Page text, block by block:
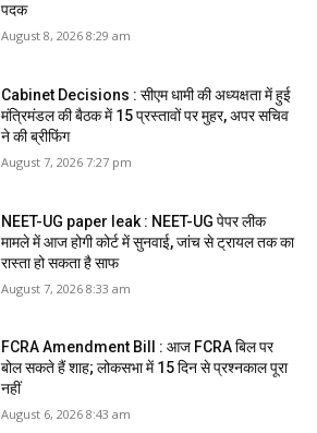
पदक
August 8, 2026 8:29 am
Cabinet Decisions : सीएम धामी की अध्यक्षता में हुई
मंत्रिमंडल की बैठक में 15 प्रस्तावों पर मुहर, अपर सचिव
ने की ब्रीफिंग
August 7, 2026 7:27 pm
NEET-UG paper leak : NEET-UG पेपर लीक
मामले में आज होगी कोर्ट में सुनवाई, जांच से ट्रायल तक का
रास्ता हो सकता है साफ
August 7, 2026 8:33 am
FCRA Amendment Bill : आज FCRA बिल पर
बोल सकते हैं शाह; लोकसभा में 15 दिन से प्रश्नकाल पूरा
नहीं
August 6, 2026 8:43 am